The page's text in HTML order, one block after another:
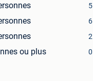
5
6
2
ou plus 0